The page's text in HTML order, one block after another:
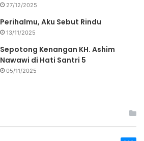
27/12/2025
Perihalmu, Aku Sebut Rindu
13/11/2025
Sepotong Kenangan KH. Ashim
Nawawi di Hati Santri 5
05/11/2025